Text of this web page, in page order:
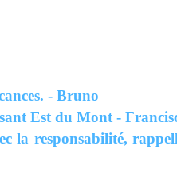
- Bruno
Est du Mont -
la responsabilité,